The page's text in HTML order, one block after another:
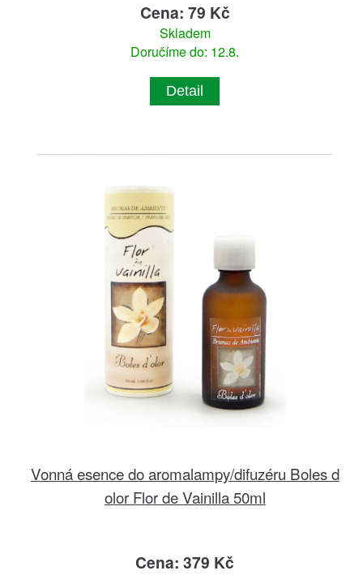
Cena: 79 Kč
Skladem
Doručíme do: 12.8.
Detail
Vonná esence do aromalampy/difuzéru Boles d
olor Flor de Vainilla 50ml
Cena: 379 Kč